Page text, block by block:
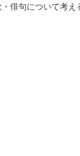
俳句について考え